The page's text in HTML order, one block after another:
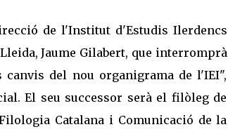
de l'Institut d'Estudis Ilerdencs
Jaume Gilabert, que interromprà
del nou organigrama de l'IEI",
El seu successor serà el filòleg de
Catalana i Comunicació de la